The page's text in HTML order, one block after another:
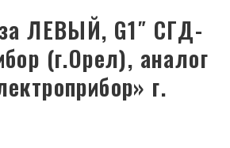
(г.Орел), аналог
г.